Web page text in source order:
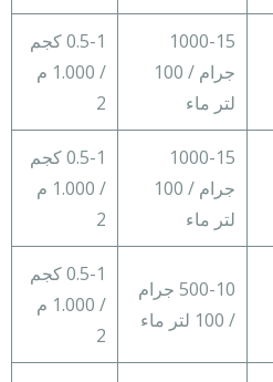
1000-15
جرام / 100
لتر ماء
0.5-1 كجم
/ 1.000 م
2
1000-15
جرام / 100
لتر ماء
0.5-1 كجم
/ 1.000 م
2
500-10 جرام
/ 100 لتر ماء
0.5-1 كجم
/ 1.000 م
2